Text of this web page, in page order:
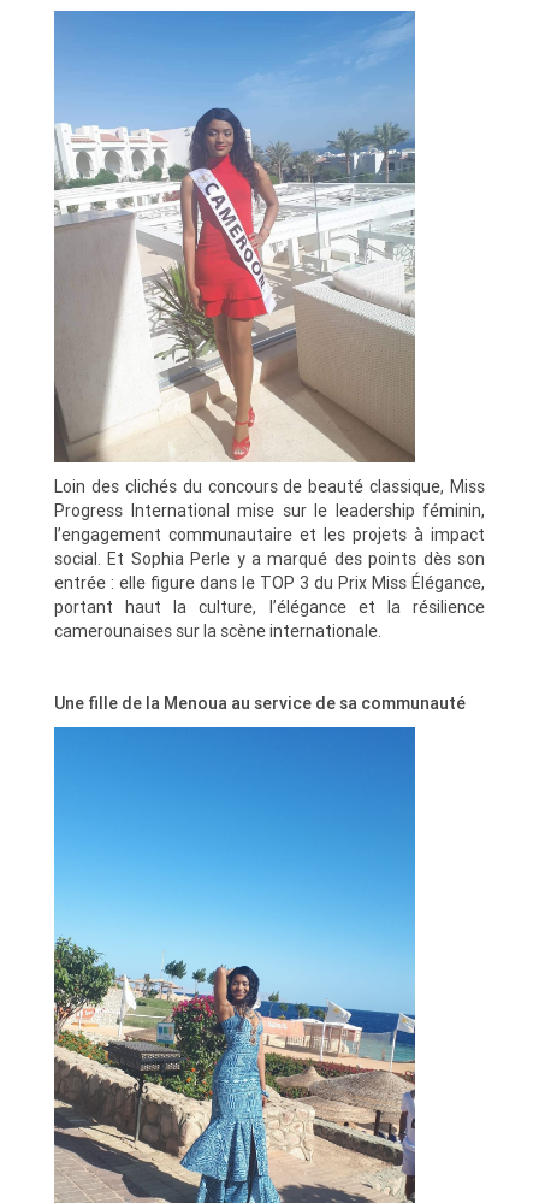
Loin des clichés du concours de beauté classique, Miss
Progress International mise sur le leadership féminin,
l’engagement communautaire et les projets à impact
social. Et Sophia Perle y a marqué des points dès son
entrée : elle figure dans le TOP 3 du Prix Miss Élégance,
portant haut la culture, l’élégance et la résilience
camerounaises sur la scène internationale.
Une fille de la Menoua au service de sa communauté